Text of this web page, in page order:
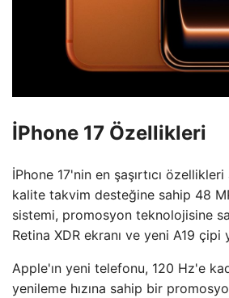
İPhone 17 Özellikleri
İPhone 17'nin en şaşırtıcı
kalite takvim desteğine sahip 48
sistemi, promosyon teknolojisine
Retina XDR ekranı ve yeni A19 çipi
Apple'ın yeni telefonu, 120 Hz'e
yenileme hızına sahip bir